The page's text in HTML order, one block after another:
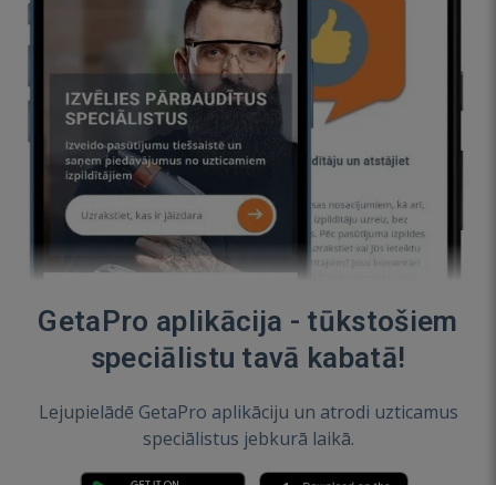
GetaPro aplikācija - tūkstošiem
speciālistu tavā kabatā!
Lejupielādē GetaPro aplikāciju un atrodi uzticamus
speciālistus jebkurā laikā.